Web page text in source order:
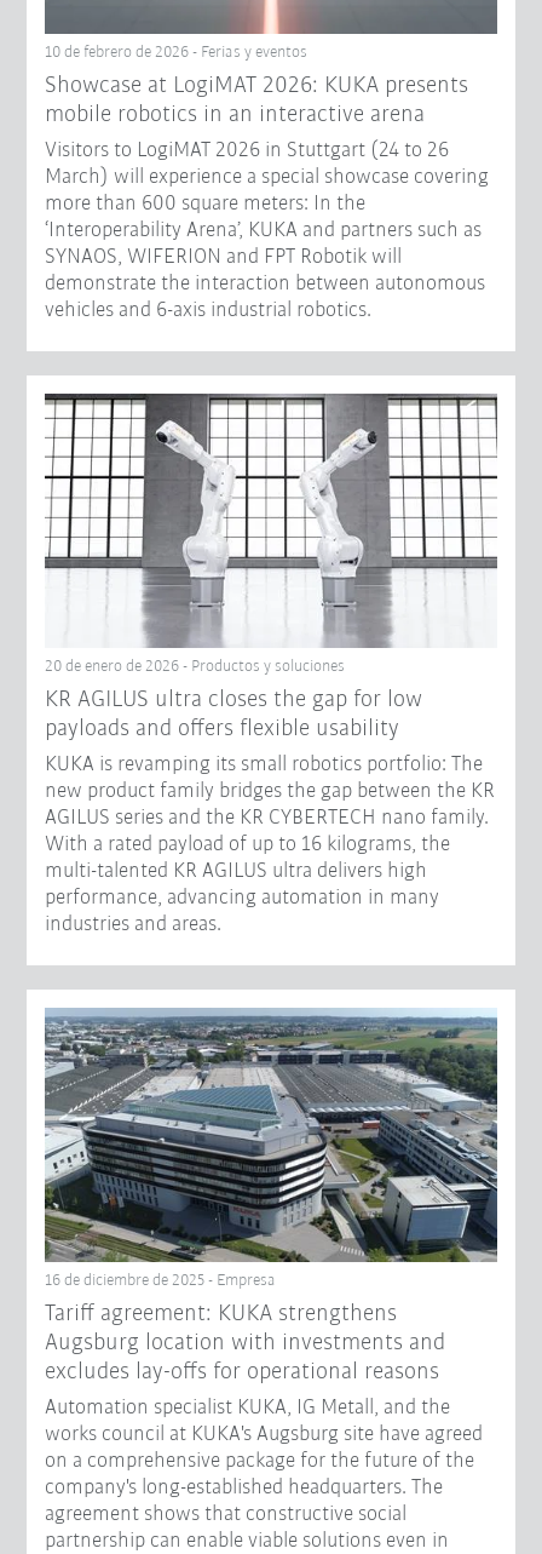
10 de febrero de 2026 - Ferias y eventos
Showcase at LogiMAT 2026: KUKA presents
mobile robotics in an interactive arena
Visitors to LogiMAT 2026 in Stuttgart (24 to 26
March) will experience a special showcase covering
more than 600 square meters: In the
‘Interoperability Arena’, KUKA and partners such as
SYNAOS, WIFERION and FPT Robotik will
demonstrate the interaction between autonomous
vehicles and 6-axis industrial robotics.
20 de enero de 2026 - Productos y soluciones
KR AGILUS ultra closes the gap for low
payloads and offers flexible usability
KUKA is revamping its small robotics portfolio: The
new product family bridges the gap between the KR
AGILUS series and the KR CYBERTECH nano family.
With a rated payload of up to 16 kilograms, the
multi-talented KR AGILUS ultra delivers high
performance, advancing automation in many
industries and areas.
16 de diciembre de 2025 - Empresa
Tariff agreement: KUKA strengthens
Augsburg location with investments and
excludes lay-offs for operational reasons
Automation specialist KUKA, IG Metall, and the
works council at KUKA's Augsburg site have agreed
on a comprehensive package for the future of the
company's long-established headquarters. The
agreement shows that constructive social
partnership can enable viable solutions even in